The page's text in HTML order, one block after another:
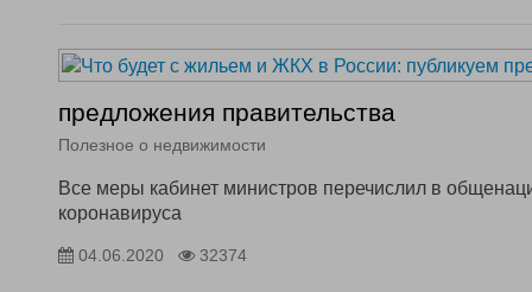
предложения правительства
Полезное о недвижимости
Все меры кабинет министров перечислил в
коронавируса
04.06.2020 32374